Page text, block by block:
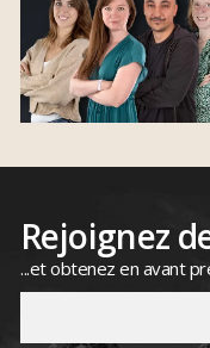
Rejoignez
...et obtenez en avant